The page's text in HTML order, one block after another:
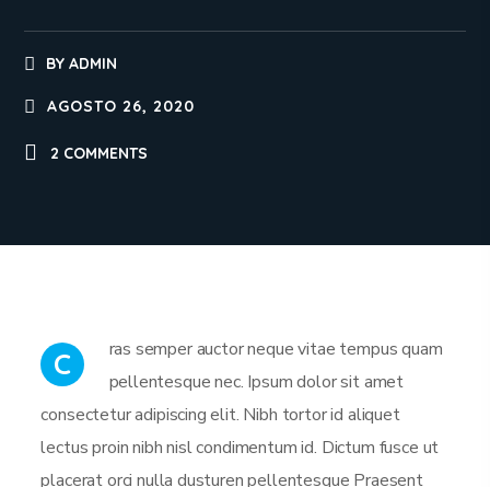
BY ADMIN
AGOSTO 26, 2020
2 COMMENTS
C
ras semper auctor neque vitae tempus quam
pellentesque nec. Ipsum dolor sit amet
consectetur adipiscing elit. Nibh tortor id aliquet
lectus proin nibh nisl condimentum id. Dictum fusce ut
placerat orci nulla dusturen pellentesque Praesent